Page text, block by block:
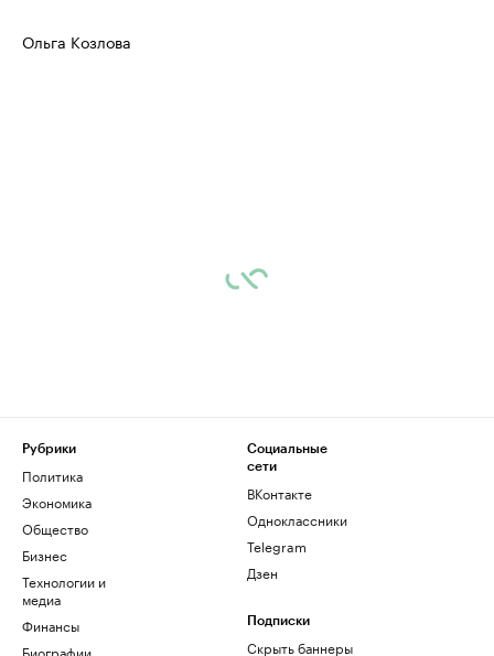
Ольга Козлова
Рубрики
Политика
Экономика
Общество
Бизнес
Технологии и
медиа
Финансы
Биографии
Социальные
сети
ВКонтакте
Одноклассники
Telegram
Дзен
Подписки
Скрыть баннеры